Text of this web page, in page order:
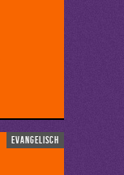
evangelisch